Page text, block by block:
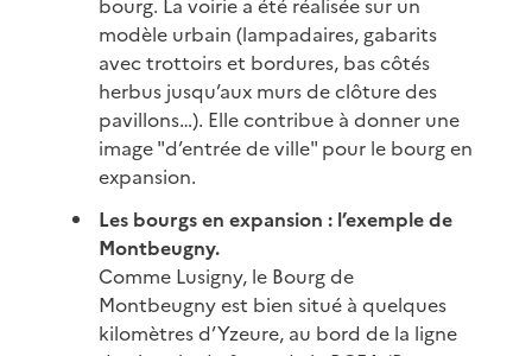
modèle urbain (lampadaires, gabarits
avec trottoirs et bordures, bas côtés
herbus jusqu’aux murs de clôture des
pavillons…). Elle contribue à donner une
image "d’entrée de ville" pour le bourg en
expansion.
Les bourgs en expansion : l’exemple de
Montbeugny.
Comme Lusigny, le Bourg de
Montbeugny est bien situé à quelques
kilomètres d’Yzeure, au bord de la ligne